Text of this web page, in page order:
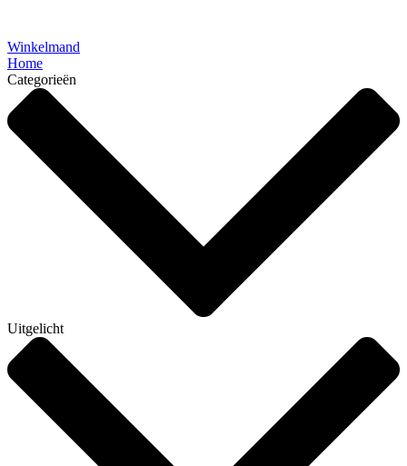
Winkelmand
Home
Categorieën
Uitgelicht